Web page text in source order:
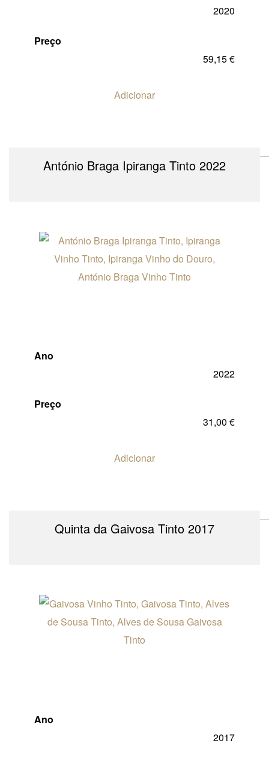
2020
Preço
59,15€
Adicionar
António Braga Ipiranga Tinto 2022
Ano
2022
Preço
31,00€
Adicionar
Quinta da Gaivosa Tinto 2017
Ano
2017